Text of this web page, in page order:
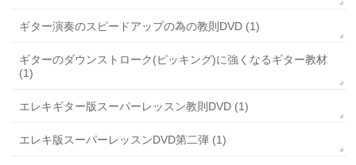
ギター演奏のスピードアップの為の教則DVD (1)
ギターのダウンストローク(ピッキング)に強くなるギター教材
(1)
エレキギター版スーパーレッスン教則DVD (1)
エレキ版スーパーレッスンDVD第二弾 (1)